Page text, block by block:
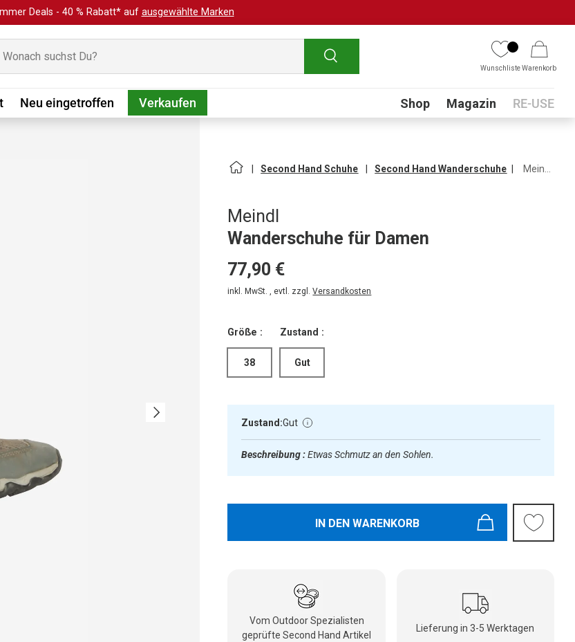
Deals - 40 % Rabatt* auf ausgewählte Marken
Suchen
WunschlisteWarenkorb
Neu eingetroffen Verkaufen Submenu
Shop Magazin RE-USE
Nächste
Second Hand Schuhe Second Hand Wanderschuhe
Meindl
Wanderschuhe für Damen
77,90 €
inkl. MwSt. , evtl. zzgl.Versandkosten
Größe :
38
Zustand :
Gut
Zustand:Gut
Beschreibung :Etwas Schmutz an den Sohlen.
IN DEN WARENKORB
Vom Outdoor Spezialisten
geprüfte Second Hand Artikel
Lieferung in 3-5 Werktagen